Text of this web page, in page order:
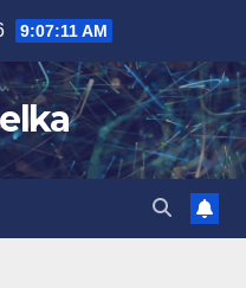
9:07:11 AM